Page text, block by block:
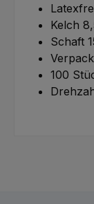
Kelch
Schaft
100